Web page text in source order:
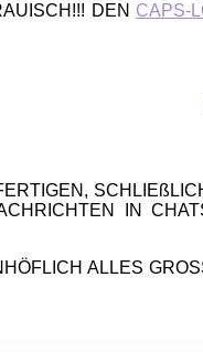
DEN CAPS-
IN
ALLES